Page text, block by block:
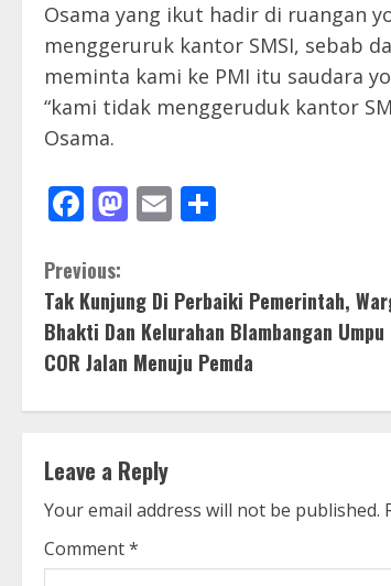
Osama yang ikut hadir di ruangan
menggeruruk kantor SMSI, sebab
meminta kami ke PMI itu saudara
“kami tidak menggeruduk kantor
Osama.
Facebook
Mastodon
Email
C
o
n
t
i
n
u
Previous:
Tak Kunjung Di Perbaiki Pemerintah,
Bhakti Dan Kelurahan Blambangan
COR Jalan Menuju Pemda
Leave a Reply
Your email address will not be published.
Comment*